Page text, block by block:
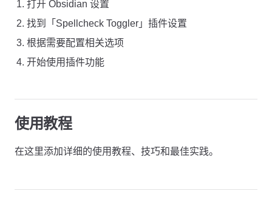
打开 Obsidian 设置
找到「Spellcheck Toggler」插件设置
根据需要配置相关选项
开始使用插件功能
使用教程
在这里添加详细的使用教程、技巧和最佳实践。